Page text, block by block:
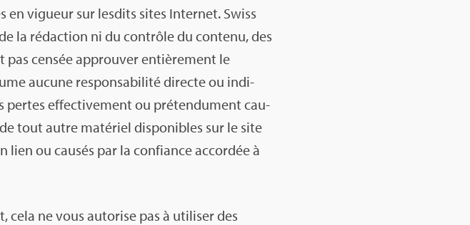
vigueur sur les­dits sites Inter­net. Swiss
la rédac­tion ni du contrôle du contenu, des
pas cen­sée approu­ver entiè­re­ment le
aucune res­pon­sa­bi­lité directe ou indi­
pertes effec­ti­ve­ment ou pré­ten­du­ment cau­
tout autre maté­riel dis­po­nibles sur le site
lien ou cau­sés par la confiance accor­dée à
cela ne vous auto­rise pas à uti­li­ser des